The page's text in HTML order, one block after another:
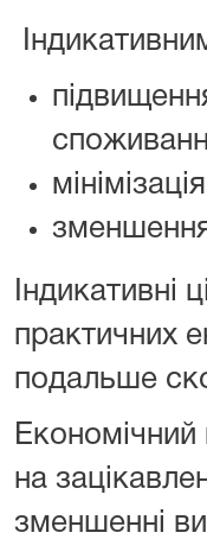
Індикативні
практичних
подальше
Економічний
на
зменшенні